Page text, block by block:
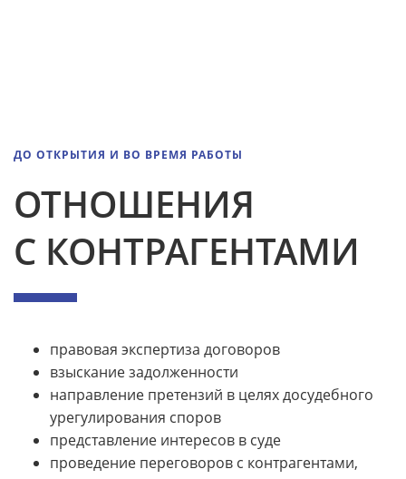
ДО ОТКРЫТИЯ И ВО ВРЕМЯ РАБОТЫ
ОТНОШЕНИЯ
С КОНТРАГЕНТАМИ
правовая экспертиза договоров
взыскание задолженности
направление претензий в целях досудебного
урегулирования споров
представление интересов в суде
проведение переговоров с контрагентами,